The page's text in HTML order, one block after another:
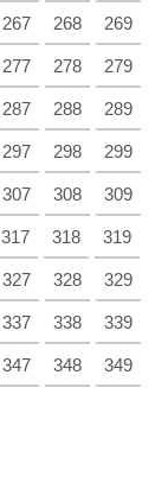
267 268 269
277 278 279
287 288 289
297 298 299
307 308 309
317 318 319
327 328 329
337 338 339
347 348 349